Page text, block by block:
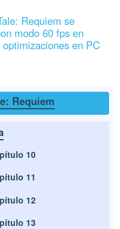
Requiem se
modo 60 fps en
en PC
Requiem
10
11
12
13